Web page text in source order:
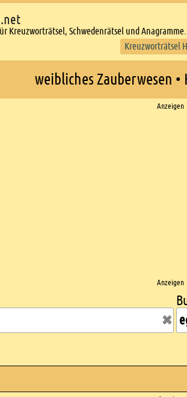
Kreuzworträtsel, Schwedenrätsel und Anagramme.
Kreuzworträtsel
weibliches Zauberwesen
Anzeigen
Anzeigen